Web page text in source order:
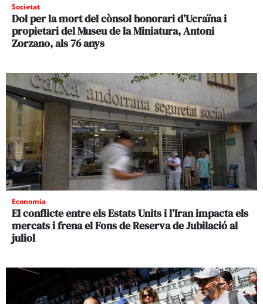
Societat
Dol per la mort del cònsol honorari d’Ucraïna i
propietari del Museu de la Miniatura, Antoni
Zorzano, als 76 anys
Economia
El conflicte entre els Estats Units i l’Iran impacta els
mercats i frena el Fons de Reserva de Jubilació al
juliol